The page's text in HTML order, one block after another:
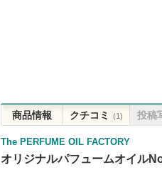
商品情報 クチコミ (1) 投稿
The PERFUME OIL FACTORY
オリジナルパフュームオイル